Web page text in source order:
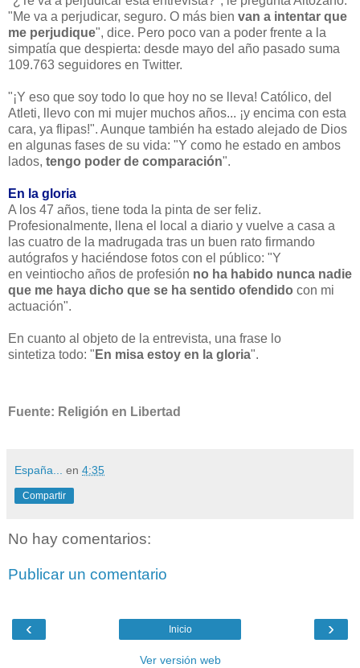
"Me va a perjudicar, seguro. O más bien van a intentar que
me perjudique", dice. Pero poco van a poder frente a la
simpatía que despierta: desde mayo del año pasado suma
109.763 seguidores en Twitter.
"¡Y eso que soy todo lo que hoy no se lleva! Católico, del
Atleti, llevo con mi mujer muchos años... ¡y encima con esta
cara, ya flipas!". Aunque también ha estado alejado de Dios
en algunas fases de su vida: "Y como he estado en ambos
lados, tengo poder de comparación".
En la gloria
A los 47 años, tiene toda la pinta de ser feliz.
Profesionalmente, llena el local a diario y vuelve a casa a
las cuatro de la madrugada tras un buen rato firmando
autógrafos y haciéndose fotos con el público: "Y
en veintiocho años de profesión no ha habido nunca nadie
que me haya dicho que se ha sentido ofendido con mi
actuación".
En cuanto al objeto de la entrevista, una frase lo
sintetiza todo: " En misa estoy en la gloria".
Fuente: Religión en Libertad
España... en 4:35
Compartir
No hay comentarios:
Publicar un comentario
‹ ›
Inicio
Ver versión web